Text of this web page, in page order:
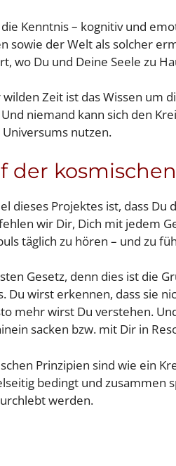
Kenntnis – kognitiv und
sowie der Welt als solcher
wo Du und Deine Seele zu
Zeit ist das Wissen um
niemand kann sich den
nutzen.
der
dieses Projektes ist, dass Du
wir Dir, Dich mit jedem
täglich zu hören – und zu
Gesetz, denn dies ist die
Du wirst erkennen, dass sie
mehr wirst Du verstehen.
sacken bzw. mit Dir in
Prinzipien sind wie ein
bedingt und
werden.